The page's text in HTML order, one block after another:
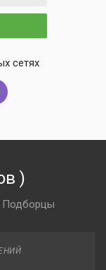
сетях
)
Подборцы